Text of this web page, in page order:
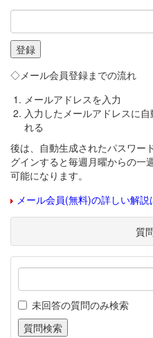
◇メール会員登録までの流れ
メールアドレスを入力
入力したメールアドレスに
れる
後は、自動生成されたパスワー
グインすると毎週月曜からの一
可能になります。
メール会員(無料)の詳しい解説
質
未回答の質問のみ検索